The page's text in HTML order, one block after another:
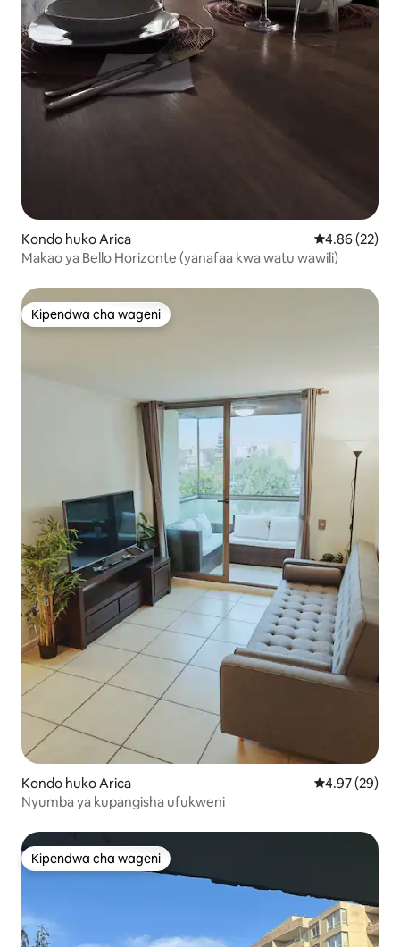
Kondo huko Arica Ukadiriaji wa
4.86 (22)
Makao ya Bello Horizonte (yanafaa kwa watu wawili)
Kipendwa cha wageni
Kipendwa cha wageni
Kondo huko Arica Ukadiriaji wa
4.97 (29)
Nyumba ya kupangisha ufukweni
Kipendwa cha wageni
Kipendwa cha wageni